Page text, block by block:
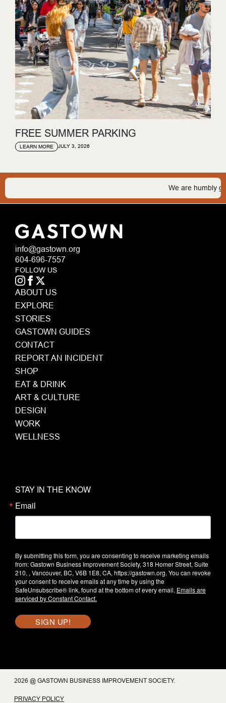
FREE SUMMER PARKING
LEARN MORE JULY 3, 2026
We are humbly
info@gastown.org
604-696-7557
FOLLOW US
ABOUT US
EXPLORE
STORIES
GASTOWN GUIDES
CONTACT
REPORT AN INCIDENT
SHOP
EAT & DRINK
ART & CULTURE
DESIGN
WORK
WELLNESS
STAY IN THE KNOW
Email
By submitting this form, you are consenting to receive marketing emails
from: Gastown Business Improvement Society, 318 Homer Street, Suite
210, , Vancouver, BC, V6B 1E8, CA, https://gastown.org. You can revoke
your consent to receive emails at any time by using the
SafeUnsubscribe® link, found at the bottom of every email. Emails are
serviced by Constant Contact.
SIGN UP!
2026 @ GASTOWN BUSINESS IMPROVEMENT SOCIETY.
PRIVACY POLICY